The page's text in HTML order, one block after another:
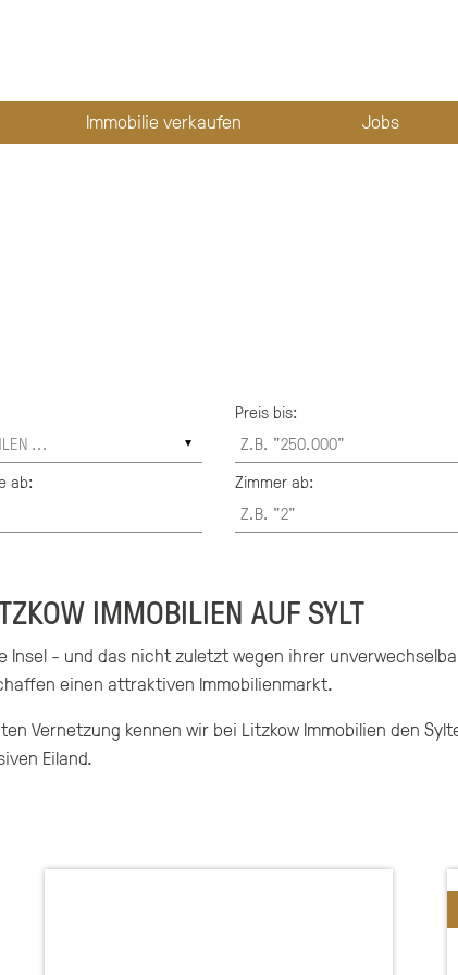
Immobilie verkaufen Jobs
Preis bis:
ab: Zimmer ab:
IMMOBILIEN AUF SYLT
- und das nicht zuletzt wegen ihrer
einen attraktiven Immobilienmarkt.
Vernetzung kennen wir bei Litzkow Immobilien den
Eiland.